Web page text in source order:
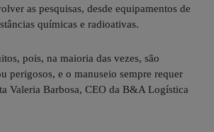
as pesquisas, desde equipamentos de
químicas e radioativas.
pois, na maioria das vezes, são
perigosos, e o manuseio sempre requer
Valeria Barbosa, CEO da B&A Logística